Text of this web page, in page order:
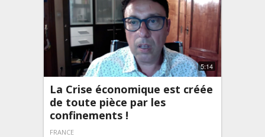
5:14
La Crise économique est créée
de toute pièce par les
confinements !
FRANCE